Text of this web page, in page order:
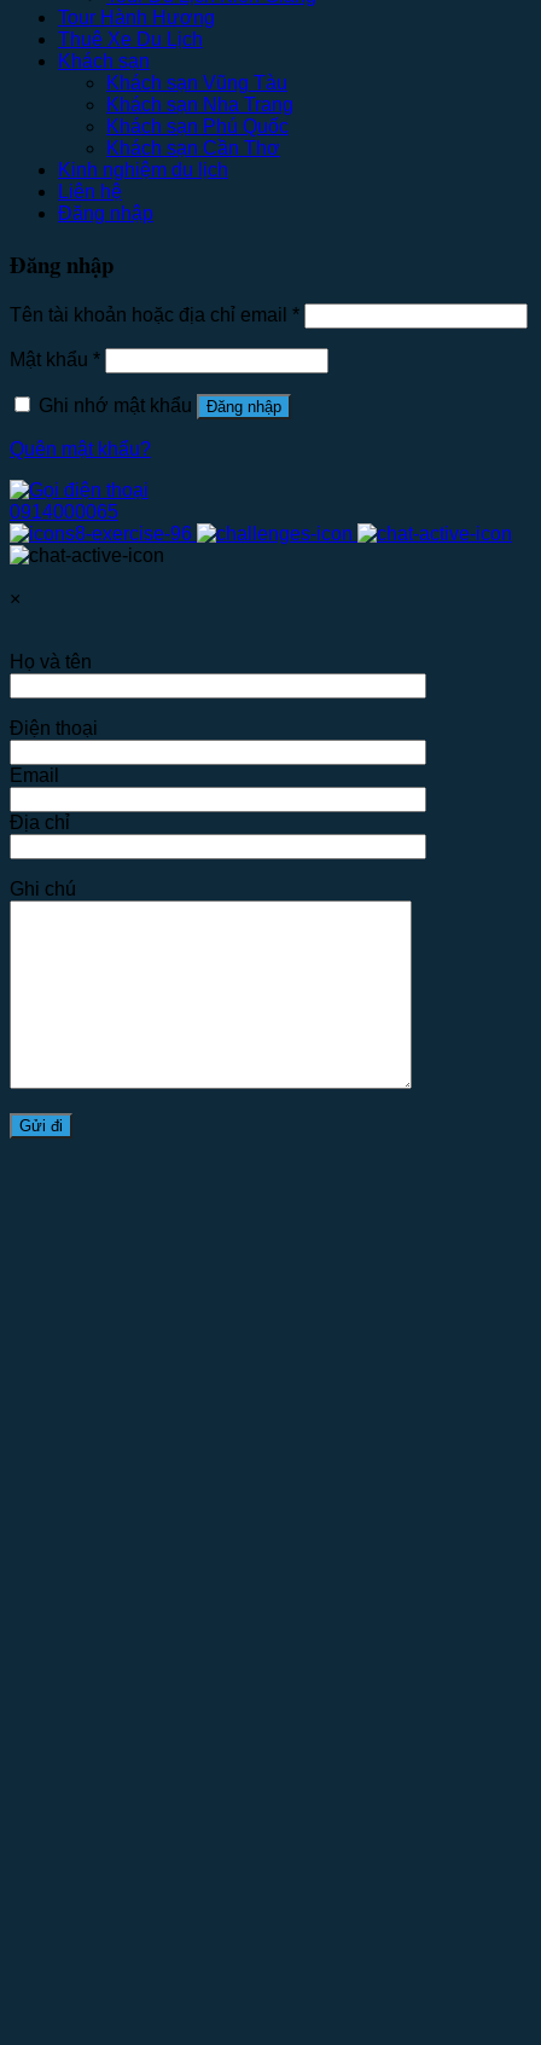
Tour Hành Hương
Thuê Xe Du Lịch
Khách sạn
Khách sạn Vũng Tàu
Khách sạn Nha Trang
Khách sạn Phú Quốc
Khách sạn Cần Thơ
Kinh nghiệm du lịch
Liên hệ
Đăng nhập
Đăng nhập
Tên tài khoản hoặc địa chỉ email *
Mật khẩu *
Ghi nhớ mật khẩu Đăng nhập
Quên mật khẩu?
0914000065
×
Họ và tên
Điện thoại
Email
Địa chỉ
Ghi chú